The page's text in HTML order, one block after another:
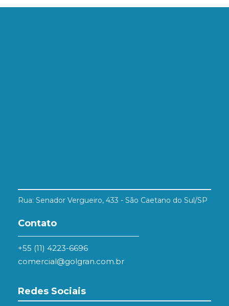
Rua: Senador Vergueiro, 433 - São Caetano do Sul/SP
Contato
+55 (11) 4223-6696
comercial@golgran.com.br
Redes Sociais